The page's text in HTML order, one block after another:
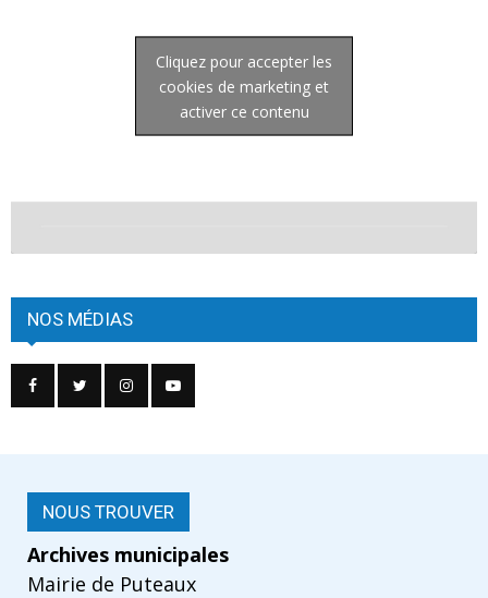
Cliquez pour accepter les
cookies de marketing et
activer ce contenu
NOS MÉDIAS
NOUS TROUVER
Archives municipales
Mairie de Puteaux